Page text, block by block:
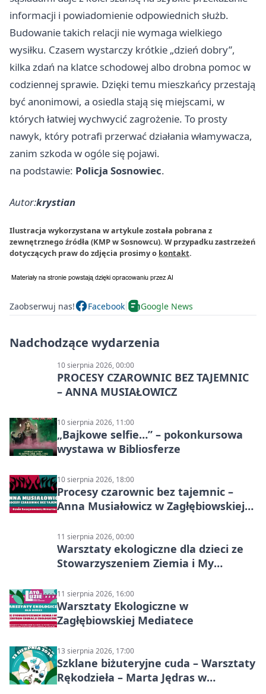
informacji i powiadomienie odpowiednich służb.
Budowanie takich relacji nie wymaga wielkiego
wysiłku. Czasem wystarczy krótkie „dzień dobry”,
kilka zdań na klatce schodowej albo drobna pomoc w
codziennej sprawie. Dzięki temu mieszkańcy przestają
być anonimowi, a osiedla stają się miejscami, w
których łatwiej wychwycić zagrożenie. To prosty
nawyk, który potrafi przerwać działania włamywacza,
zanim szkoda w ogóle się pojawi.
na podstawie: Policja Sosnowiec.
Autor:krystian
Ilustracja wykorzystana w artykule została pobrana z
zewnętrznego źródła (KMP w Sosnowcu). W przypadku zastrzeżeń
dotyczących praw do zdjęcia prosimy o kontakt.
Zaobserwuj nas! Facebook Google News
Nadchodzące wydarzenia
10 sierpnia 2026, 00:00
PROCESY CZAROWNIC BEZ TAJEMNIC
– ANNA MUSIAŁOWICZ
10 sierpnia 2026, 11:00
„Bajkowe selfie…” – pokonkursowa
wystawa w Bibliosferze
10 sierpnia 2026, 18:00
Procesy czarownic bez tajemnic –
Anna Musiałowicz w Zagłębiowskiej
11 sierpnia 2026, 00:00
Warsztaty ekologiczne dla dzieci ze
Stowarzyszeniem Ziemia i My
11 sierpnia 2026, 16:00
Warsztaty Ekologiczne w
Zagłębiowskiej Mediatece
13 sierpnia 2026, 17:00
Szklane biżuteryjne cuda – Warsztaty
Rękodzieła – Marta Jędras w